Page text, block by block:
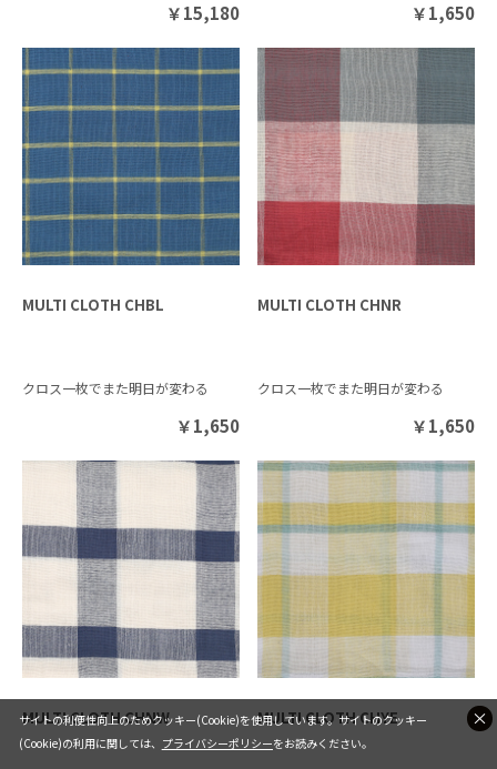
￥15,180 ￥1,650
MULTI CLOTH CHBL
クロス一枚でまた明日が変わる
￥1,650
MULTI CLOTH CHNR
クロス一枚でまた明日が変わる
￥1,650
MULTI CLOTH CHNW MULTI CLOTH CHYE
サイトの利便性向上のためクッキー(Cookie)を使用しています。サイトのクッキー
(Cookie)の利用に関しては、 プライバシーポリシーをお読みください。